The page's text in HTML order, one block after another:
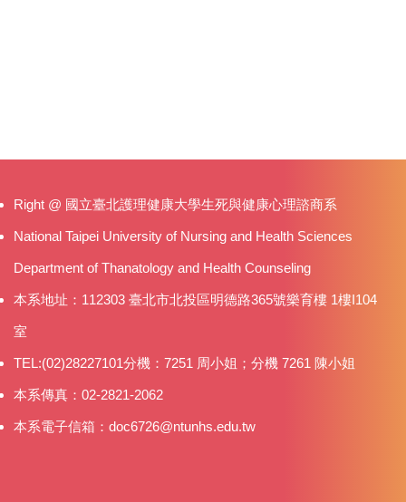
Right @ 國立臺北護理健康大學生死與健康心理諮商系
National Taipei University of Nursing and Health Sciences
Department of Thanatology and Health Counseling
本系地址：112303 臺北市北投區明德路365號樂育樓 1樓I104
室
TEL:(02)28227101分機：7251 周小姐；分機 7261 陳小姐
本系傳真：02-2821-2062
本系電子信箱：doc6726@ntunhs.edu.tw